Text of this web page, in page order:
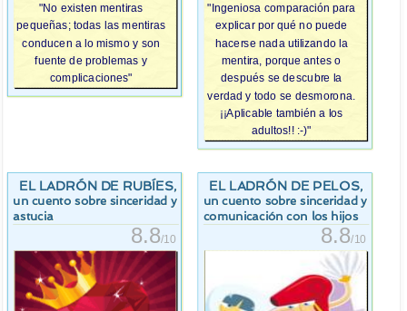
"No existen mentiras
pequeñas; todas las mentiras
conducen a lo mismo y son
fuente de problemas y
complicaciones"
"Ingeniosa comparación para
explicar por qué no puede
hacerse nada utilizando la
mentira, porque antes o
después se descubre la
verdad y todo se desmorona.
¡¡Aplicable también a los
adultos!! :-)"
EL LADRÓN DE RUBÍES,
un cuento sobre sinceridad y
astucia
8.8/10
EL LADRÓN DE PELOS,
un cuento sobre sinceridad y
comunicación con los hijos
8.8/10